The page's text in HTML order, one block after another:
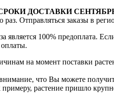
ДОСТАВКИ
раз. Отправляться заказы в
является 100% предоплата.
на момент поставки
что Вы можете
примеру, растение пришло